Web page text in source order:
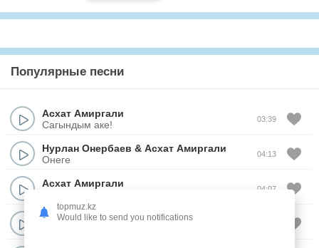
Популярные песни
Асхат Амиргали
Сагындым аке!
03:39
Нурлан Онербаев & Асхат Амиргали
Онеге
04:13
Асхат Амиргали
04:07
Асхат Амиргали
topmuz.kz
Would like to send you notifications